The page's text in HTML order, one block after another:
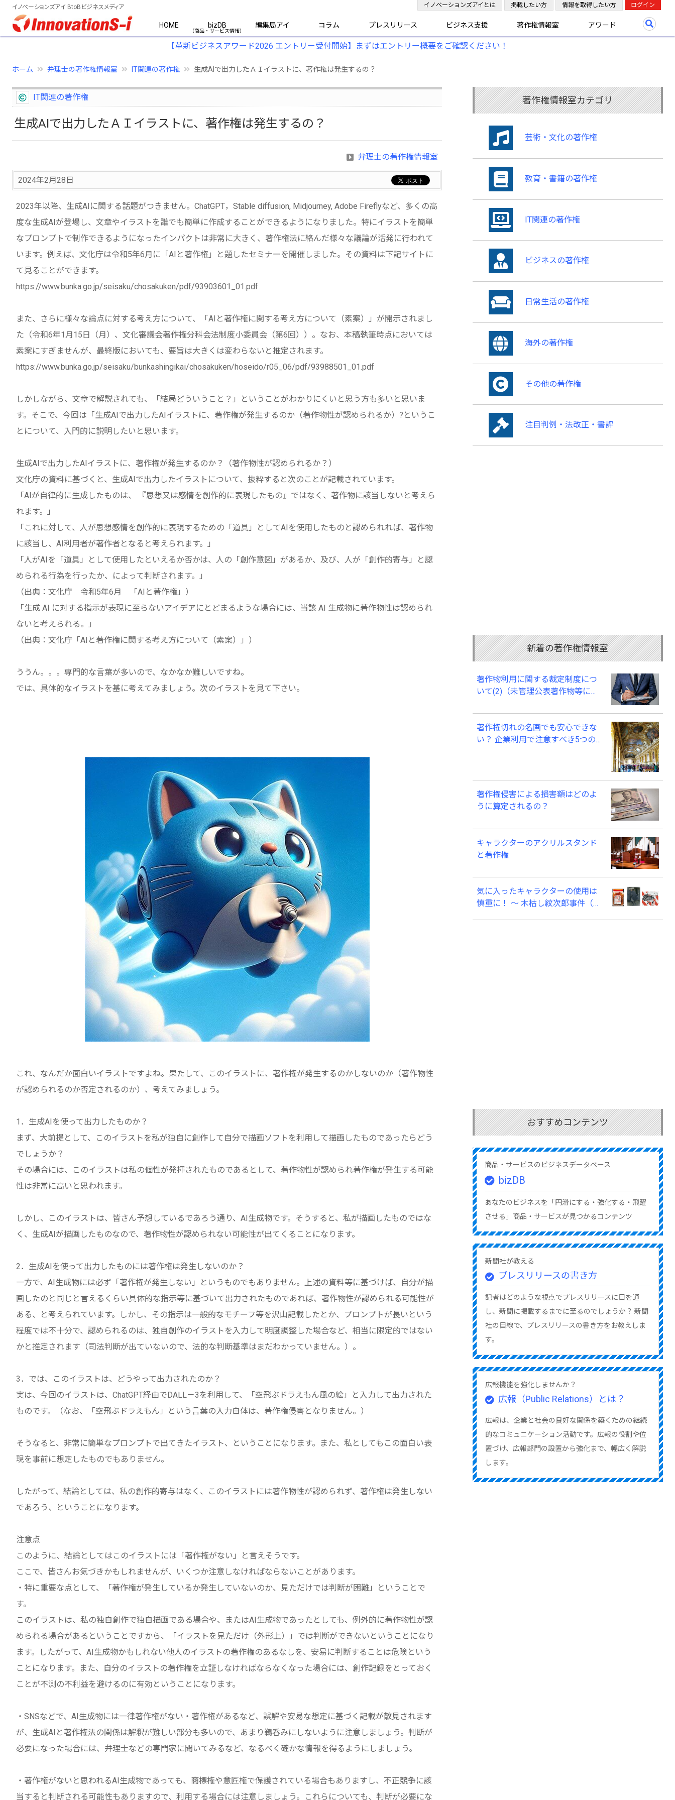
イノベーションズアイ BtoBビジネスメディア
HOME bizDB 編集局アイ コラム プレスリリース ビジネス支援 著作権情報室 アワード
イノベーションズアイとは 掲載したい方 情報を取得したい方 ログイン
【革新ビジネスアワード2026 エントリー受付開始】まずはエントリー概要をご確認ください！
ホーム 弁理士の著作権情報室 IT関連の著作権 生成AIで出力したＡＩイラストに、著作権は発生するの？
IT関連の著作権
生成AIで出力したＡＩイラストに、著作権は発生するの？
弁理士の著作権情報室
2024年2月28日
2023年以降、生成AIに関する話題がつきません。ChatGPT，Stable diffusion, Midjourney, Adobe Fireflyなど、多くの高
度な生成AIが登場し、文章やイラストを誰でも簡単に作成することができるようになりました。特にイラストを簡単
なプロンプトで制作できるようになったインパクトは非常に大きく、著作権法に絡んだ様々な議論が活発に行われて
います。例えば、文化庁は令和5年6月に「AIと著作権」と題したセミナーを開催しました。その資料は下記サイトに
て見ることができます。
https://www.bunka.go.jp/seisaku/chosakuken/pdf/93903601_01.pdf
また、さらに様々な論点に対する考え方について、「AIと著作権に関する考え方について（素案）」が開示されまし
た（令和6年1月15日（月）、文化審議会著作権分科会法制度小委員会（第6回））。なお、本稿執筆時点においては
素案にすぎませんが、最終版においても、要旨は大きくは変わらないと推定されます。
https://www.bunka.go.jp/seisaku/bunkashingikai/chosakuken/hoseido/r05_06/pdf/93988501_01.pdf
しかしながら、文章で解説されても、「結局どういうこと？」ということがわかりにくいと思う方も多いと思いま
す。そこで、今回は「生成AIで出力したAIイラストに、著作権が発生するのか（著作物性が認められるか）?というこ
とについて、入門的に説明したいと思います。
生成AIで出力したAIイラストに、著作権が発生するのか？（著作物性が認められるか？）
文化庁の資料に基づくと、生成AIで出力したイラストについて、抜粋すると次のことが記載されています。
「AIが自律的に生成したものは、 『思想又は感情を創作的に表現したもの』ではなく、著作物に該当しないと考えら
れます。」
「これに対して、人が思想感情を創作的に表現するための「道具」としてAIを使用したものと認められれば、著作物
に該当し、AI利用者が著作者となると考えられます。」
「人がAIを「道具」として使用したといえるか否かは、人の「創作意図」があるか、及び、人が「創作的寄与」と認
められる行為を行ったか、によって判断されます。」
（出典：文化庁 令和5年6月 「AIと著作権」）
「生成 AI に対する指示が表現に至らないアイデアにとどまるような場合には、当該 AI 生成物に著作物性は認められ
ないと考えられる。」
（出典：文化庁「AIと著作権に関する考え方について（素案）」）
ううん。。。専門的な言葉が多いので、なかなか難しいですね。
では、具体的なイラストを基に考えてみましょう。次のイラストを見て下さい。
これ、なんだか面白いイラストですよね。果たして、このイラストに、著作権が発生するのかしないのか（著作物性
が認められるのか否定されるのか）、考えてみましょう。
1．生成AIを使って出力したものか？
まず、大前提として、このイラストを私が独自に創作して自分で描画ソフトを利用して描画したものであったらどう
でしょうか？
その場合には、このイラストは私の個性が発揮されたものであるとして、著作物性が認められ著作権が発生する可能
性は非常に高いと思われます。
しかし、このイラストは、皆さん予想しているであろう通り、AI生成物です。そうすると、私が描画したものではな
く、生成AIが描画したものなので、著作物性が認められない可能性が出てくることになります。
2．生成AIを使って出力したものには著作権は発生しないのか？
一方で、AI生成物には必ず「著作権が発生しない」というものでもありません。上述の資料等に基づけば、自分が描
画したのと同じと言えるくらい具体的な指示等に基づいて出力されたものであれば、著作物性が認められる可能性が
ある、と考えられています。しかし、その指示は一般的なモチーフ等を沢山記載したとか、プロンプトが長いという
程度では不十分で、認められるのは、独自創作のイラストを入力して明度調整した場合など、相当に限定的ではない
かと推定されます（司法判断が出ていないので、法的な判断基準はまだわかっていません。）。
3．では、このイラストは、どうやって出力されたのか？
実は、今回のイラストは、ChatGPT経由でDALL－3を利用して、「空飛ぶドラえもん風の絵」と入力して出力された
ものです。（なお、「空飛ぶドラえもん」という言葉の入力自体は、著作権侵害となりません。）
そうなると、非常に簡単なプロンプトで出てきたイラスト、ということになります。また、私としてもこの面白い表
現を事前に想定したものでもありません。
したがって、結論としては、私の創作的寄与はなく、このイラストには著作物性が認められず、著作権は発生しない
であろう、ということになります。
注意点
このように、結論としてはこのイラストには「著作権がない」と言えそうです。
ここで、皆さんお気づきかもしれませんが、いくつか注意しなければならないことがあります。
・特に重要な点として、「著作権が発生しているか発生していないのか、見ただけでは判断が困難」ということで
す。
このイラストは、私の独自創作で独自描画である場合や、またはAI生成物であったとしても、例外的に著作物性が認
められる場合があるということですから、「イラストを見ただけ（外形上）」では判断ができないということになり
ます。したがって、AI生成物かもしれない他人のイラストの著作権のあるなしを、安易に判断することは危険という
ことになります。また、自分のイラストの著作権を立証しなければならなくなった場合には、創作記録をとっておく
ことが不測の不利益を避けるのに有効ということになります。
・SNSなどで、AI生成物には一律著作権がない・著作権があるなど、誤解や安易な想定に基づく記載が散見されます
が、生成AIと著作権法の関係は解釈が難しい部分も多いので、あまり鵜呑みにしないように注意しましょう。判断が
必要になった場合には、弁理士などの専門家に聞いてみるなど、なるべく確かな情報を得るようにしましょう。
・著作権がないと思われるAI生成物であっても、商標権や意匠権で保護されている場合もありますし、不正競争に該
当すると判断される可能性もありますので、利用する場合には注意しましょう。これらについても、判断が必要にな
著作権情報室カテゴリ
芸術・文化の著作権
教育・書籍の著作権
IT関連の著作権
ビジネスの著作権
日常生活の著作権
海外の著作権
その他の著作権
注目判例・法改正・書評
新着の著作権情報室
著作物利用に関する裁定制度につ
いて(2)（未管理公表著作物等につ
著作権切れの名画でも安心できな
い？ 企業利用で注意すべき5つの
著作権侵害による損害額はどのよ
うに算定されるの？
キャラクターのアクリルスタンド
と著作権
気に入ったキャラクターの使用は
慎重に！ ～ 木枯し紋次郎事件（知
おすすめコンテンツ
商品・サービスのビジネスデータベース
bizDB
あなたのビジネスを「円滑にする・強化する・飛躍
させる」商品・サービスが見つかるコンテンツ
新聞社が教える
プレスリリースの書き方
記者はどのような視点でプレスリリースに目を通
し、新聞に掲載するまでに至るのでしょうか？ 新聞
社の目線で、プレスリリースの書き方をお教えしま
す。
広報機能を強化しませんか？
広報（Public Relations）とは？
広報は、企業と社会の良好な関係を築くための継続
的なコミュニケーション活動です。広報の役割や位
置づけ、広報部門の設置から強化まで、幅広く解説
します。